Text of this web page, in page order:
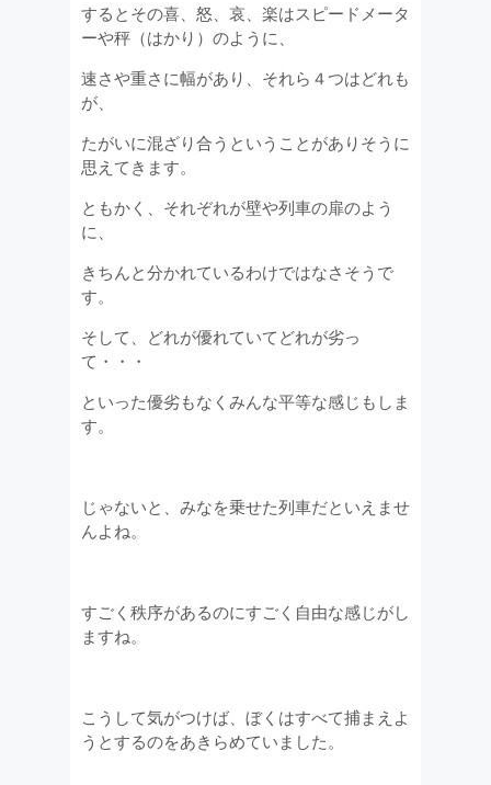
するとその喜、怒、哀、楽はスピードメータ
ーや秤（はかり）のように、
速さや重さに幅があり、それら４つはどれも
が、
たがいに混ざり合うということがありそうに
思えてきます。
ともかく、それぞれが壁や列車の扉のよう
に、
きちんと分かれているわけではなさそうで
す。
そして、どれが優れていてどれが劣っ
て・・・
といった優劣もなくみんな平等な感じもしま
す。
じゃないと、みなを乗せた列車だといえませ
んよね。
すごく秩序があるのにすごく自由な感じがし
ますね。
こうして気がつけば、ぼくはすべて捕まえよ
うとするのをあきらめていました。